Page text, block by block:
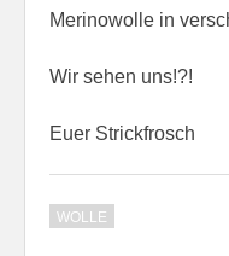
Merinowolle in
Wir sehen uns!?!
Euer Strickfrosch
WOLLE